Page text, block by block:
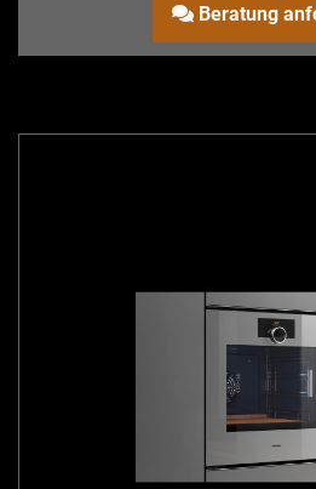
Beratung